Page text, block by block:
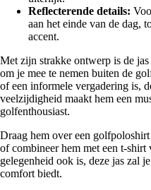
Reflecterende details:
aan het einde van de dag,
accent.
Met zijn strakke ontwerp is de
om je mee te nemen buiten de
of een informele vergadering is,
veelzijdigheid maakt hem een
golfenthousiast.
Draag hem over een
of combineer hem met een t-
gelegenheid ook is, deze jas zal
comfort biedt.